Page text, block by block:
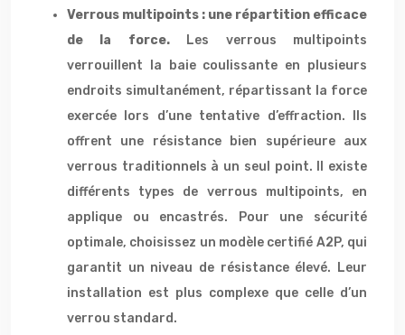
Verrous multipoints : une répartition efficace
de la force.
Les verrous multipoints
verrouillent la baie coulissante en plusieurs
endroits simultanément, répartissant la force
exercée lors d’une tentative d’effraction. Ils
offrent une résistance bien supérieure aux
verrous traditionnels à un seul point. Il existe
différents types de verrous multipoints, en
applique ou encastrés. Pour une sécurité
optimale, choisissez un modèle certifié A2P, qui
garantit un niveau de résistance élevé. Leur
installation est plus complexe que celle d’un
verrou standard.